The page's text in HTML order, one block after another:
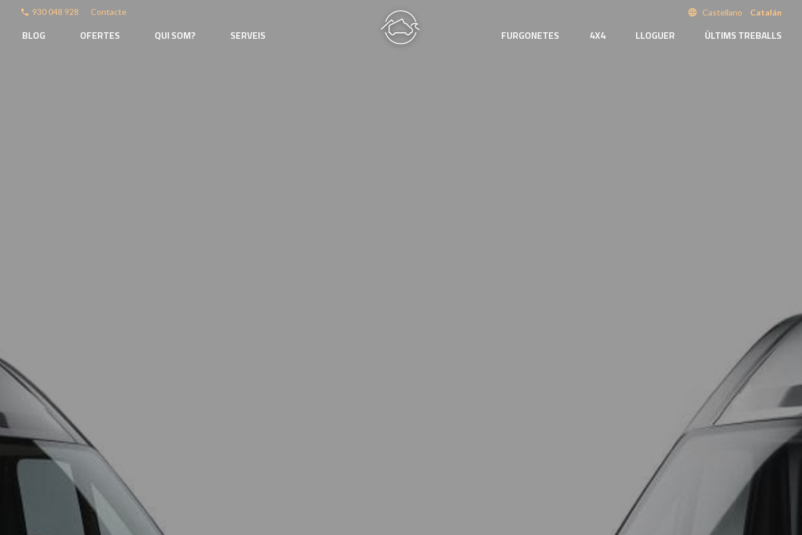
phone 930 048 928 Contacte language Castellano Catalán
BLOG OFERTES QUI SOM? SERVEIS FURGONETES 4X4 LLOGUER ÚLTIMS TREBALLS